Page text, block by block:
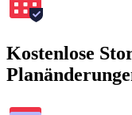
Kostenlose